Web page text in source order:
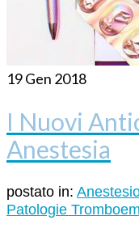
19Gen 2018
I Nuovi
Anestesia
postato in:
Patologie